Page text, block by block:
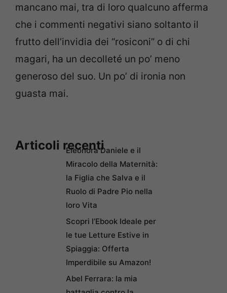
mancano mai, tra di loro qualcuno afferma
che i commenti negativi siano soltanto il
frutto dell’invidia dei “rosiconi” o di chi
magari, ha un decolleté un po’ meno
generoso del suo. Un po’ di ironia non
guasta mai.
Articoli recentiEleonora Daniele e il
Miracolo della Maternità:
la Figlia che Salva e il
Ruolo di Padre Pio nella
loro Vita
Scopri l’Ebook Ideale per
le tue Letture Estive in
Spiaggia: Offerta
Imperdibile su Amazon!
Abel Ferrara: la mia